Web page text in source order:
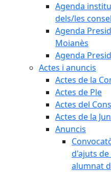
Agenda
dels/les
Agenda
Moianès
Agenda
Actes i anuncis
Actes de la
Actes de Ple
Actes del
Actes de la
Anuncis
d'ajuts
alumnat